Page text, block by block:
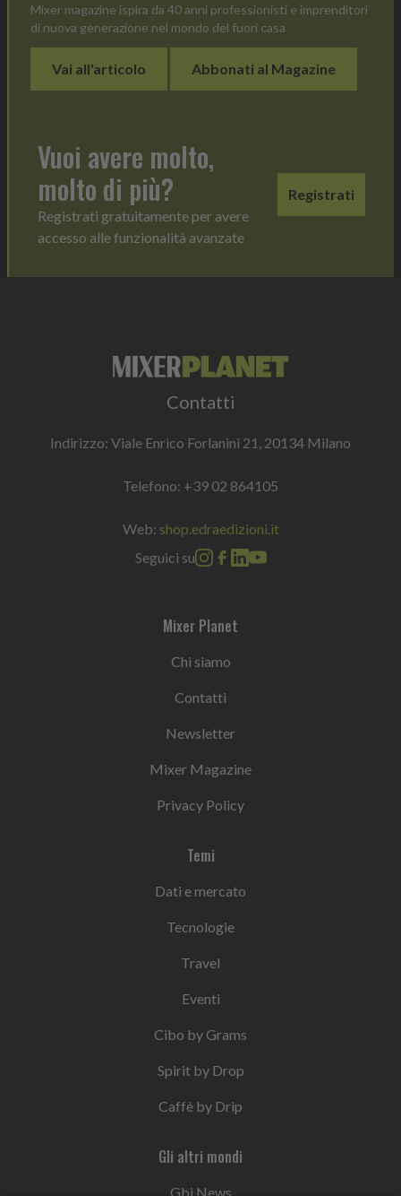
Mixer magazine ispira da 40 anni professionisti e imprenditori
di nuova generazione nel mondo del fuori casa
Vai all'articolo Abbonati al Magazine
Vuoi avere molto,
molto di più?
Registrati gratuitamente per avere
accesso alle funzionalità avanzate
Registrati
Contatti
Indirizzo: Viale Enrico Forlanini 21, 20134 Milano
Telefono: +39 02 864105
Web: shop.edraedizioni.it
Seguici su
Mixer Planet
Chi siamo
Contatti
Newsletter
Mixer Magazine
Privacy Policy
Temi
Dati e mercato
Tecnologie
Travel
Eventi
Cibo by Grams
Spirit by Drop
Caffè by Drip
Gli altri mondi
Gbi News